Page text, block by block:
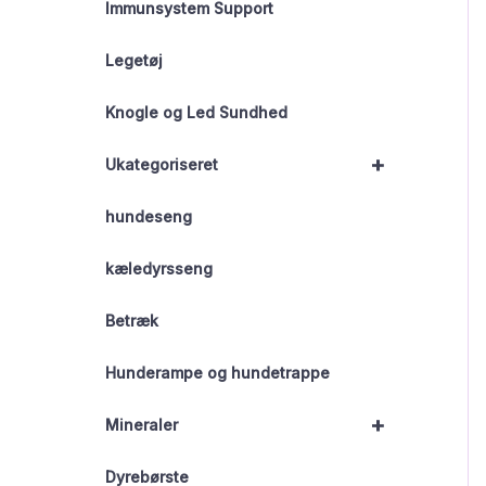
Immunsystem Support
Legetøj
Knogle og Led Sundhed
+
Ukategoriseret
hundeseng
kæledyrsseng
Betræk
Hunderampe og hundetrappe
+
Mineraler
Dyrebørste